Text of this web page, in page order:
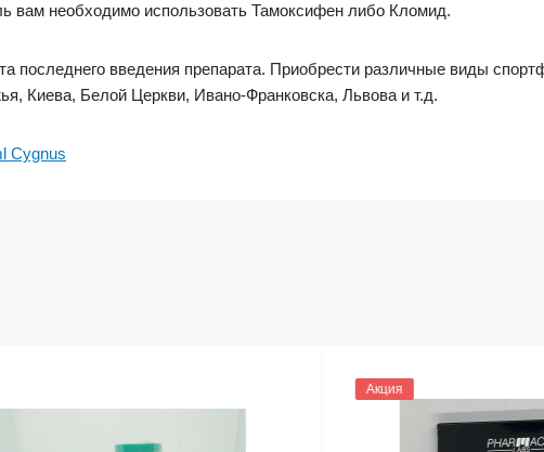
вам необходимо использовать Тамоксифен либо Кломид.
последнего введения препарата. Приобрести различные виды
Киева, Белой Церкви, Ивано-Франковска, Львова и т.д.
Cygnus